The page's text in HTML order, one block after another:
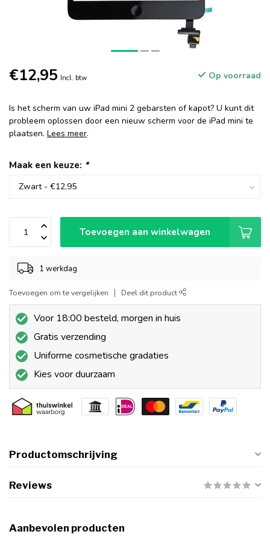
€12,95 Incl. btw Op voorraad
Is het scherm van uw iPad mini 2 gebarsten of kapot? U kunt dit
probleem oplossen door een nieuw scherm voor de iPad mini te
plaatsen. Lees meer.
Maak een keuze: *
Toevoegen aan winkelwagen
1 werkdag
Toevoegen om te vergelijken Deel dit product
Voor 18:00 besteld, morgen in huis
Gratis verzending
Uniforme cosmetische gradaties
Kies voor duurzaam
Productomschrijving
Reviews
Aanbevolen producten